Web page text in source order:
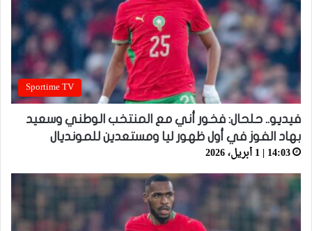
Sportime TV
فيديو.. حلحال: فخور أني مع المنتخب الوطني وسعيد
بهاد الفوز في أول ظهور ليا ومستعدين للمونديال
14:03 | 1 أبريل، 2026